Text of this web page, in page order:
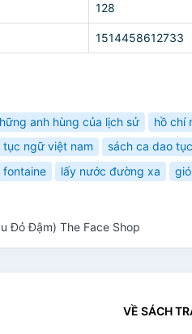
128
1514458612733
anh hùng của lịch sử hồ chí
ngữ việt nam sách ca dao
fontaine lấy nước đường xa
Đỏ Đậm) The Face Shop
VỀ SÁCH